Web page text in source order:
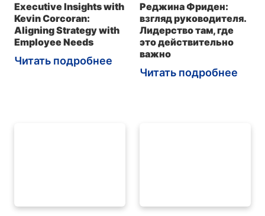
Executive Insights with
Kevin Corcoran:
Aligning Strategy with
Employee Needs
Читать подробнее
Реджина Фриден:
взгляд руководителя.
Лидерство там, где
это действительно
важно
Читать подробнее